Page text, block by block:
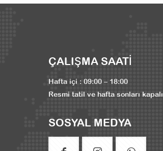
ÇALIŞMA SAATİ
Hafta içi : 09:00 – 18:00
Resmi tatil ve hafta sonları kapalı
SOSYAL MEDYA